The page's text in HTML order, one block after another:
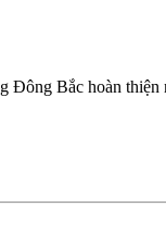
Đông Bắc hoàn thiện